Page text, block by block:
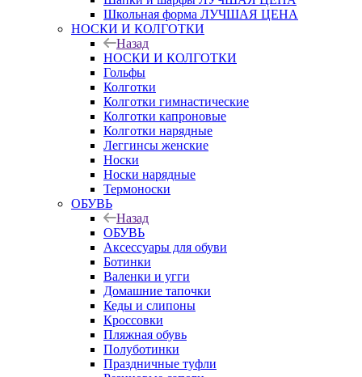
Школьная форма ЛУЧШАЯ ЦЕНА
НОСКИ И КОЛГОТКИ
Назад
НОСКИ И КОЛГОТКИ
Гольфы
Колготки
Колготки гимнастические
Колготки капроновые
Колготки нарядные
Леггинсы женские
Носки
Носки нарядные
Термоноски
ОБУВЬ
Назад
ОБУВЬ
Аксессуары для обуви
Ботинки
Валенки и угги
Домашние тапочки
Кеды и слипоны
Кроссовки
Пляжная обувь
Полуботинки
Праздничные туфли